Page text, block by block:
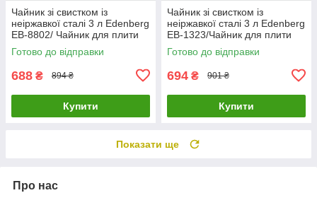
Чайник зі свистком із
неіржавкої сталі 3 л Edenberg
EB-8802/ Чайник для плити
Готово до відправки
688 ₴ 894 ₴
Купити
Чайник зі свистком із
неіржавкої сталі 3 л Edenberg
EB-1323/Чайник для плити
Готово до відправки
694 ₴ 901 ₴
Купити
Показати ще
Про нас